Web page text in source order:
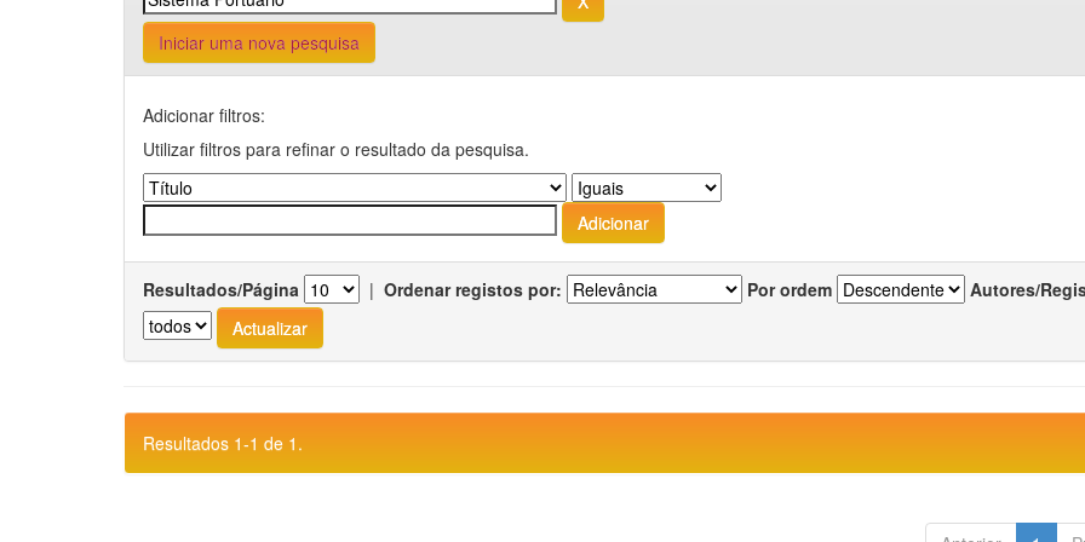
Iniciar uma nova pesquisa
Adicionar filtros:
Utilizar filtros para refinar o resultado da pesquisa.
Resultados/Página | Ordenar registos por: Por ordem Autores/
Resultados 1-1 de 1.